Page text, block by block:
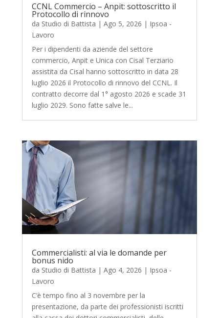
CCNL Commercio – Anpit: sottoscritto il
Protocollo di rinnovo
da Studio di Battista | Ago 5, 2026 | Ipsoa -
Lavoro
Per i dipendenti da aziende del settore
commercio, Anpit e Unica con Cisal Terziario
assistita da Cisal hanno sottoscritto in data 28
luglio 2026 il Protocollo di rinnovo del CCNL. Il
contratto decorre dal 1° agosto 2026 e scade 31
luglio 2029. Sono fatte salve le...
Commercialisti: al via le domande per
bonus nido
da Studio di Battista | Ago 4, 2026 | Ipsoa -
Lavoro
C’è tempo fino al 3 novembre per la
presentazione, da parte dei professionisti iscritti